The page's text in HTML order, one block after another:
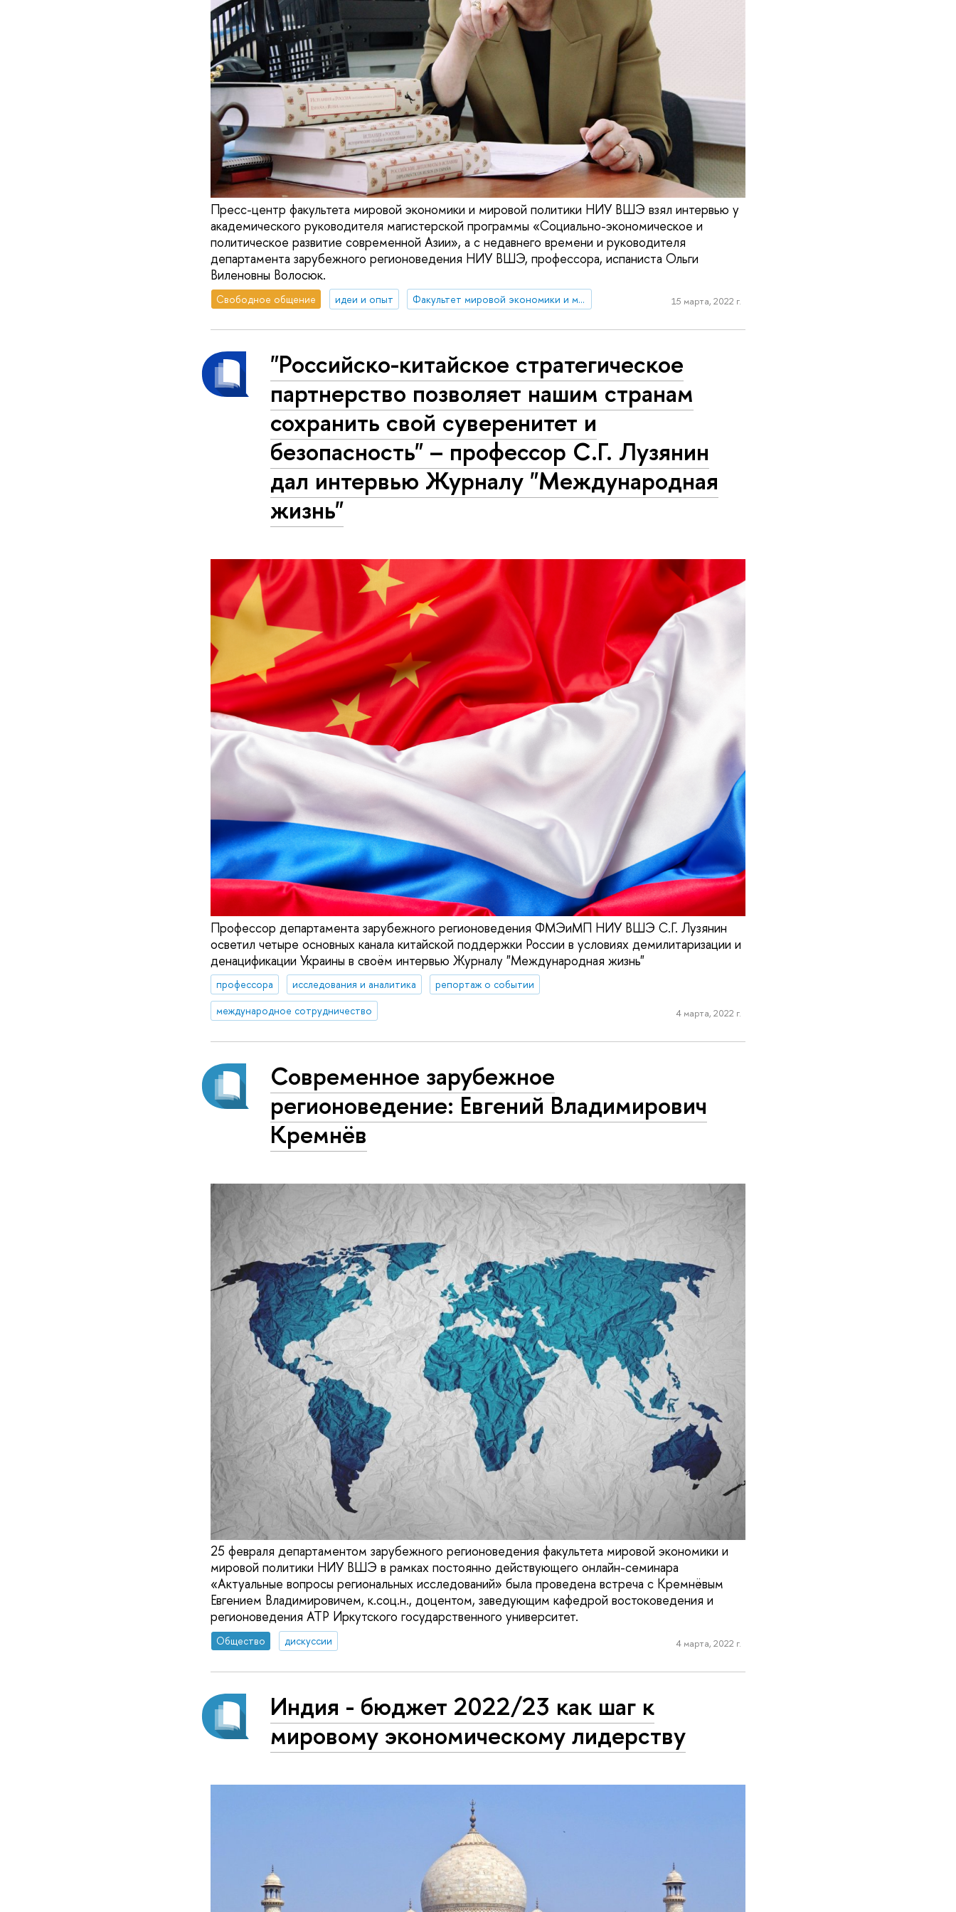
Пресс-центр факультета мировой экономики и мировой политики НИУ ВШЭ взял интервью у
академического руководителя магистерской программы «Социально-экономическое и
политическое развитие современной Азии», а с недавнего времени и руководителя
департамента зарубежного регионоведения НИУ ВШЭ, профессора, испаниста Ольги
Виленовны Волосюк.
Свободное общение идеи и опыт Факультет мировой экономики и мировой политики 15 марта, 2022 г.
"Российско-китайское стратегическое
партнерство позволяет нашим странам
сохранить свой суверенитет и
безопасность" – профессор С.Г. Лузянин
дал интервью Журналу "Международная
жизнь"
Профессор департамента зарубежного регионоведения ФМЭиМП НИУ ВШЭ С.Г. Лузянин
осветил четыре основных канала китайской поддержки России в условиях демилитаризации и
денацификации Украины в своём интервью Журналу "Международная жизнь"
профессора исследования и аналитика
репортаж о событии
международное сотрудничество
4 марта, 2022 г.
Современное зарубежное
регионоведение: Евгений Владимирович
Кремнёв
25 февраля департаментом зарубежного регионоведения факультета мировой экономики и
мировой политики НИУ ВШЭ в рамках постоянно действующего онлайн-семинара
«Актуальные вопросы региональных исследований» была проведена встреча с Кремнёвым
Евгением Владимировичем, к.соц.н., доцентом, заведующим кафедрой востоковедения и
регионоведения АТР Иркутского государственного университет.
Общество дискуссии 4 марта, 2022 г.
Индия - бюджет 2022/23 как шаг к
мировому экономическому лидерству